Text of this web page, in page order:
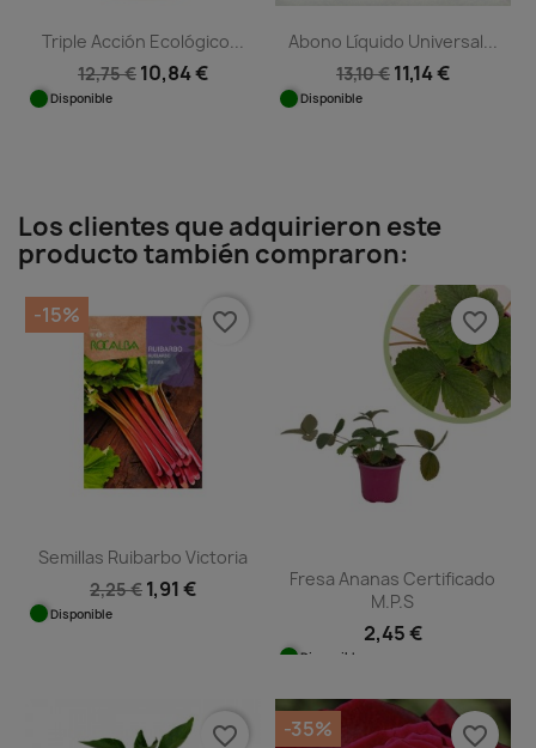
Triple Acción Ecológico...
12,75 € 10,84 €
Disponible
Abono Líquido Universal...
13,10 € 11,14 €
Disponible
Los clientes que adquirieron este
producto también compraron:
Semillas Ruibarbo Victoria
2,25 € 1,91 €
Disponible
-15% favorite_border
Fresa Ananas Certificado
M.P.S
2,45 €
Disponible
favorite_border
favorite_border -35% favorite_border